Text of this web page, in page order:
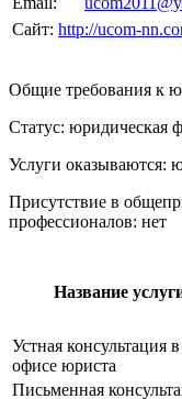
Сайт: http://ucom-
Общие требования к
Статус: юридическая
Услуги оказываются:
Присутствие в
профессионалов: нет
Название
Устная консультация в
офисе юриста
Письменная